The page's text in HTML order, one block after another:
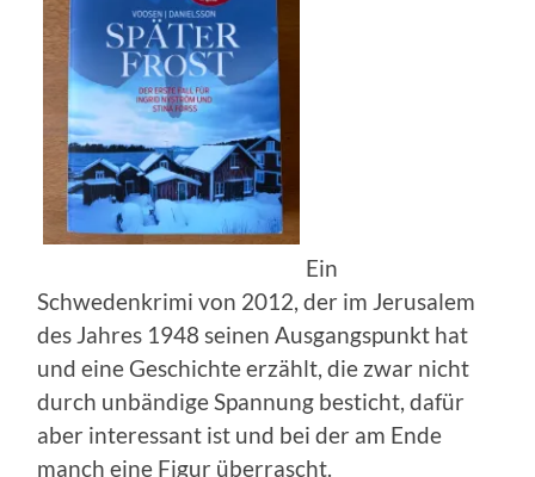
Ein
Schwedenkrimi von 2012, der im Jerusalem
des Jahres 1948 seinen Ausgangspunkt hat
und eine Geschichte erzählt, die zwar nicht
durch unbändige Spannung besticht, dafür
aber interessant ist und bei der am Ende
manch eine Figur überrascht.